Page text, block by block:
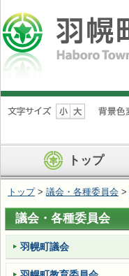
ナ
ビ
ン
を
ば
す
トップ
トップ> 議会・各種委員会 >
議会・各種委員会
羽幌町議会